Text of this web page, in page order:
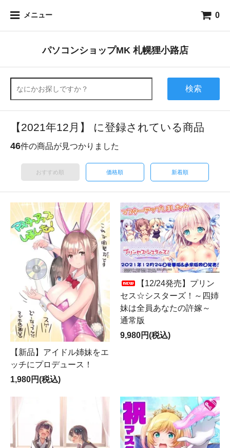
メニュー 0
パソコンショップMK 札幌狸小路店
検索
【2021年12月】 に登録されている商品
46件の商品が見つかりました
おすすめ順 価格順 新着順
【新品】アイドル姉妹をエ
ッチにプロデュース！
1,980円(税込)
【12/24発売】プリン
セス☆シスターズ！～四姉
妹は全員あなたの許嫁～
通常版
9,980円(税込)